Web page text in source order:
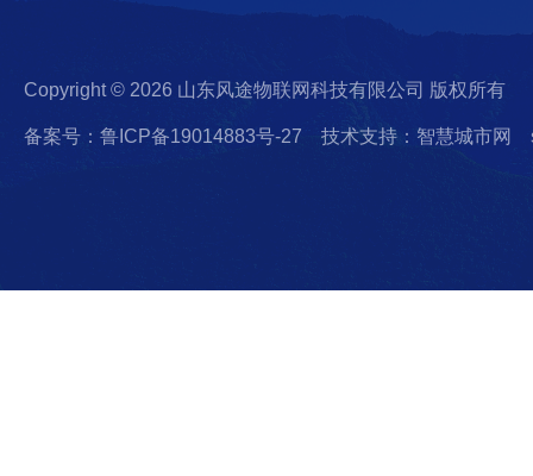
Copyright © 2026 山东风途物联网科技有限公司 版权所有
备案号：鲁ICP备19014883号-27 技术支持：智慧城市网